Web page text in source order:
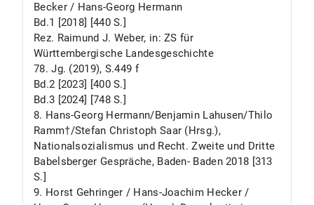
Becker / Hans-Georg Hermann
Bd.1 [2018] [440 S.]
Rez. Raimund J. Weber, in: ZS für
Württembergische Landesgeschichte
78. Jg. (2019), S.449 f
Bd.2 [2023] [400 S.]
Bd.3 [2024] [748 S.]
8. Hans-Georg Hermann/Benjamin Lahusen/Thilo
Ramm†/Stefan Christoph Saar (Hrsg.),
Nationalsozialismus und Recht. Zweite und Dritte
Babelsberger Gespräche, Baden- Baden 2018 [313
S.]
9. Horst Gehringer / Hans-Joachim Hecker /